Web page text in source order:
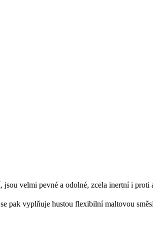
velmi pevné a odolné, zcela inertní i proti
pak vyplňuje hustou flexibilní maltovou